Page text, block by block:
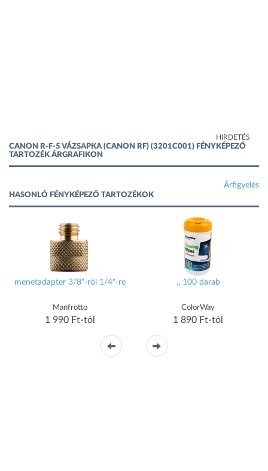
HIRDETÉS
CANON R-F-5 VÁZSAPKA (CANON RF) (3201C001) FÉNYKÉPEZŐ
TARTOZÉK ÁRGRAFIKON
Árfigyelés
HASONLÓ FÉNYKÉPEZŐ TARTOZÉKOK
menetadapter 3/8"-ról 1/4"-re
Manfrotto
1 990 Ft-tól
,, 100 darab
ColorWay
1 890 Ft-tól